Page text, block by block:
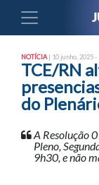
NOTÍCIA | 10 junho, 2025 -
TCE/RN
do
A Resolução
Pleno,
9h30, e não